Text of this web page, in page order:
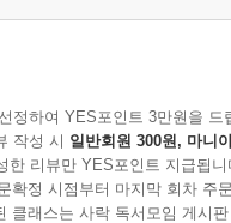
정하여 YES포인트 3만원을 드
작성 시 일반회원 300원, 마니
한 리뷰만 YES포인트 지급됩니
확정 시점부터 마지막 회차 주
클래스는 사락 독서모임 게시